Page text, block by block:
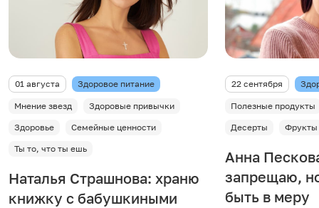
01 августа Здоровое питание
Мнение звезд
Здоровые привычки
Здоровье
Семейные ценности
Ты то, что ты ешь
Наталья Страшнова: храню
книжку с бабушкиными
22 сентября
Полезные продукты
Десерты
Фрукты
Анна
запрещаю,
быть в меру